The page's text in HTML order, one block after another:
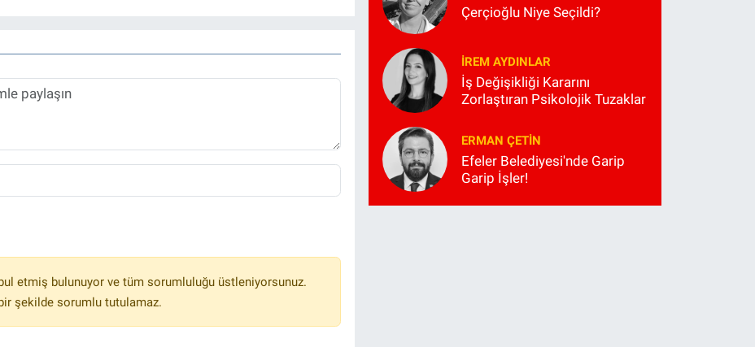
etmiş bulunuyor ve tüm sorumluluğu üstleniyorsunuz.
şekilde sorumlu tutulamaz.
Çerçioğlu Niye Seçildi?
İREM AYDINLAR
İş Değişikliği Kararını
Zorlaştıran Psikolojik Tuzaklar
ERMAN ÇETIN
Efeler Belediyesi'nde Garip
Garip İşler!